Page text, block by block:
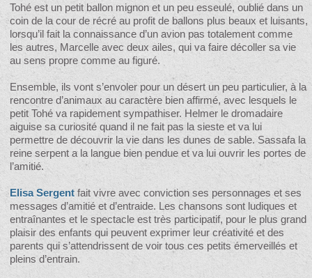
Tohé est un petit ballon mignon et un peu esseulé, oublié dans un
coin de la cour de récré au profit de ballons plus beaux et luisants,
lorsqu’il fait la connaissance d’un avion pas totalement comme
les autres, Marcelle avec deux ailes, qui va faire décoller sa vie
au sens propre comme au figuré.
Ensemble, ils vont s’envoler pour un désert un peu particulier, à la
rencontre d’animaux au caractère bien affirmé, avec lesquels le
petit Tohé va rapidement sympathiser. Helmer le dromadaire
aiguise sa curiosité quand il ne fait pas la sieste et va lui
permettre de découvrir la vie dans les dunes de sable. Sassafa la
reine serpent a la langue bien pendue et va lui ouvrir les portes de
l’amitié.
Elisa Sergent fait vivre avec conviction ses personnages et ses
messages d’amitié et d’entraide. Les chansons sont ludiques et
entraînantes et le spectacle est très participatif, pour le plus grand
plaisir des enfants qui peuvent exprimer leur créativité et des
parents qui s’attendrissent de voir tous ces petits émerveillés et
pleins d’entrain.